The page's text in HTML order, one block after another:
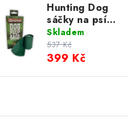
Hunting Dog
sáčky na psí
exkrementy; 360
ks / 24 rolí
Skladem
399 Kč
537 Kč